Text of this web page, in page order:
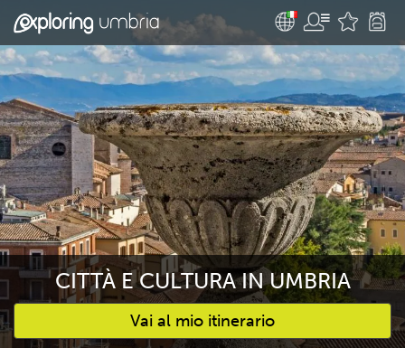
CITTÀ E CULTURA IN UMBRIA
Vai al mio itinerario